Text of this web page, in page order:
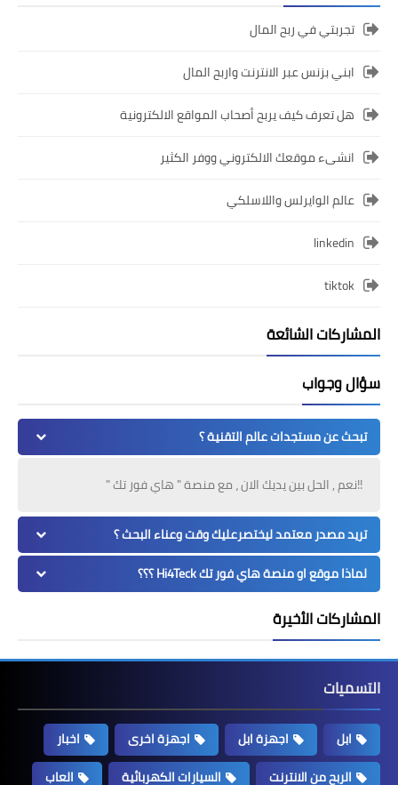
تجربتي في ربح المال
ابني بزنس عبر الانترنت واربح المال
هل تعرف كيف يربح أصحاب المواقع الالكترونية
انشىء موقعك الالكتروني ووفر الكثير
عالم الوايرلس واللاسلكي
linkedin
tiktok
المشاركات الشائعة
سؤال وجواب
تبحث عن مستجدات عالم التقنية ؟
!!نعم , الحل بين يديك الان ، مع منصة " هاي فور تك "
تريد مصدر معتمد ليختصرعليك وقت وعناء البحث ؟
لماذا موقع او منصة هاي فور تك Hi4Teck ؟؟؟
المشاركات الأخيرة
التسميات
ابل اجهزة ابل اجهزة اخرى
اخبار
الربح من الانترنت
السيارات الكهربائية
العاب